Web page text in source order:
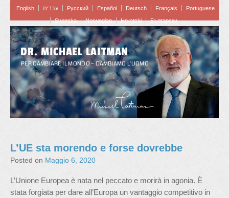
English עברית Pусский Español Deutsch Français
Portuguese
Svenska
Norwegian Hrvatski Български
DR. MICHAEL LAITMAN
PER CAMBIARE IL MONDO – CAMBIAMO L'UOMO
L’UE sta morendo e forse dovrebbe
Posted on Maggio 6, 2020
L’Unione Europea è nata nel peccato e morirà in agonia. È
stata forgiata per dare all’Europa un vantaggio competitivo in